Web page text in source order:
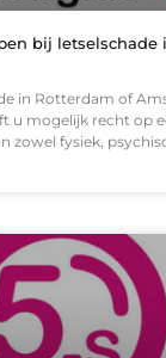
bij letselschade
in Rotterdam of
u mogelijk recht op
zowel fysiek,